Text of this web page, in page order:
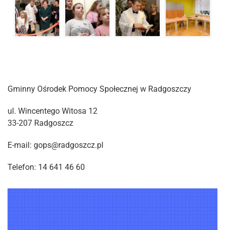
Gminny Ośrodek Pomocy Społecznej w Radgoszczy
ul. Wincentego Witosa 12
33-207 Radgoszcz
E-mail: gops@radgoszcz.pl
Telefon: 14 641 46 60